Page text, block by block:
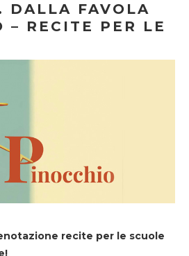
DALLA FAVOLA
– RECITE PER LE
recite per le scuole